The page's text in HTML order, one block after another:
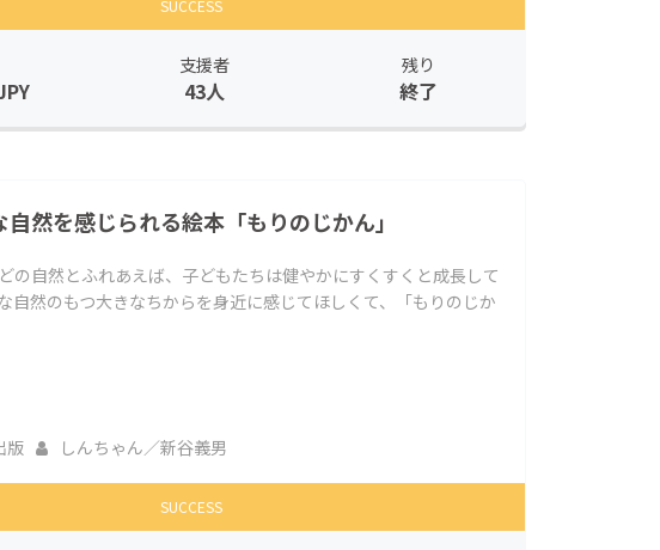
SUCCESS
支援者
43人
残り
終了
然を感じられる絵本「もりのじかん」
の自然とふれあえば、子どもたちは健やかにすくすくと成長して
自然のもつ大きなちからを身近に感じてほしくて、「もりのじか
版 しんちゃん／新谷義男
SUCCESS